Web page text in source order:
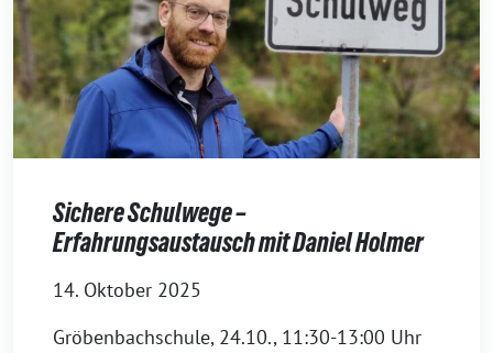
Sichere Schulwege –
Erfahrungsaustausch mit Daniel Holmer
14. Oktober 2025
Gröbenbachschule, 24.10., 11:30-13:00 Uhr